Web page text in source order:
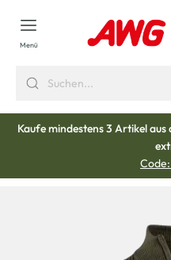
springen
Menü
Kaufe mindestens 3 Artikel aus
Code: